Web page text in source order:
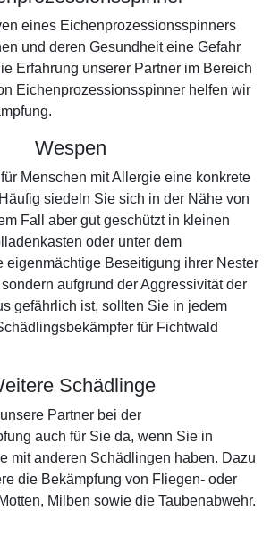
eines Eichenprozessionsspinners
und deren Gesundheit eine Gefahr
Erfahrung unserer Partner im Bereich
Eichenprozessionsspinner helfen wir
Wespen
Menschen mit Allergie eine konkrete
siedeln Sie sich in der Nähe von
Fall aber gut geschützt in kleinen
oder unter dem
eigenmächtige Beseitigung ihrer Nester
aufgrund der Aggressivität der
gefährlich ist, sollten Sie in jedem
für Fichtwald
Schädlinge
Partner bei der
auch für Sie da, wenn Sie in
mit anderen Schädlingen haben. Dazu
die Bekämpfung von Fliegen- oder
Milben sowie die Taubenabwehr.